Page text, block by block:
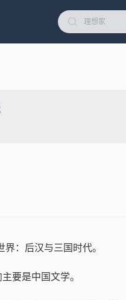
：后汉与三国时代。
要是中国文学。